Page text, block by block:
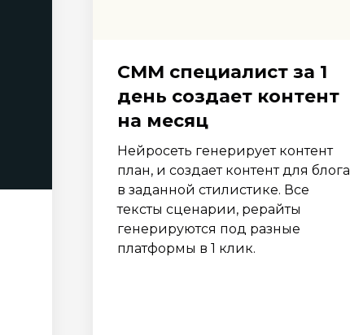
СММ специалист за 1
день создает контент
на месяц
Нейросеть генерирует контент
план, и создает контент для блога
в заданной стилистике. Все
тексты сценарии, рерайты
генерируются под разные
платформы в 1 клик.